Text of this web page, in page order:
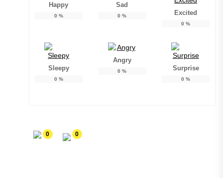
Happy
0 %
Sad
0 % Excited
0 %
Sleepy
0 %
Angry
0 % Surprise
0 %
0 0